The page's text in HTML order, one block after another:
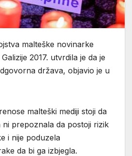
malteške novinarke
2017. utvrdila je da je
država, objavio je u
malteški mediji stoji da
ni prepoznala da postoji rizik
i nije poduzela
da bi ga izbjegla.